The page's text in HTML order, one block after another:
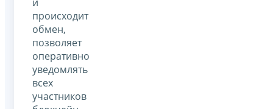
происходит
обмен,
позволяет
оперативно
уведомлять
всех
участников